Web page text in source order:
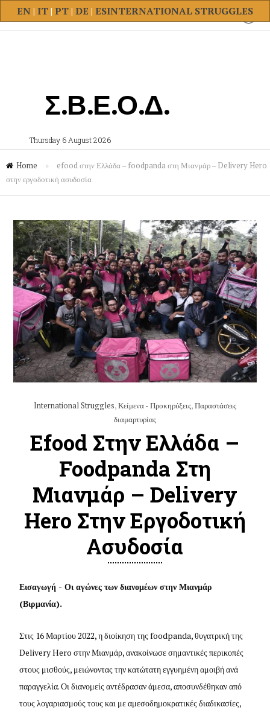
INTERNATIONAL STRUGGLES
EN| IT| PT| DE | ES
Σ.Β.Ε.Ο.Δ.
Thursday 6 August 2026
Home »
efood στην Ελλάδα – foodpanda στη Μιανμάρ – Delivery Hero
στην εργοδοτική ασυδοσία
International Struggles,Κείμενα - Προκηρύξεις,Παραστάσεις
διαμαρτυρίας
Efood Στην Ελλάδα –
Foodpanda Στη
Μιανμάρ – Delivery
Hero Στην Εργοδοτική
Ασυδοσία
Εισαγωγή - Οι αγώνες των διανομέων στην Μιανμάρ
(Βιρμανία).
Στις 16 Μαρτίου 2022, η διοίκηση της foodpanda, θυγατρική της
Delivery Hero στην Μιανμάρ, ανακοίνωσε σημαντικές περικοπές
στους μισθούς, μειώνοντας την κατώτατη εγγυημένη αμοιβή ανά
παραγγελία. Οι διανομείς αντέδρασαν άμεσα, αποσυνδέθηκαν από
τους λογαριασμούς τους και με αμεσοδημοκρατικές διαδικασίες,